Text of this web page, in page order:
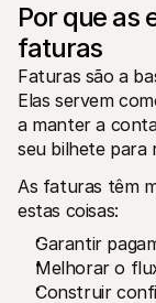
Venha
estamos a
Contactos
Para
Saiba porque é
Para clientes
Contacte a
Contactar o
Descubra
Por que as
faturas
Faturas são a
Elas servem
a manter a
seu bilhete para
As faturas têm
estas coisas:
Garantir
Melhorar o
Construir